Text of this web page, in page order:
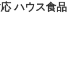
ハウス食品